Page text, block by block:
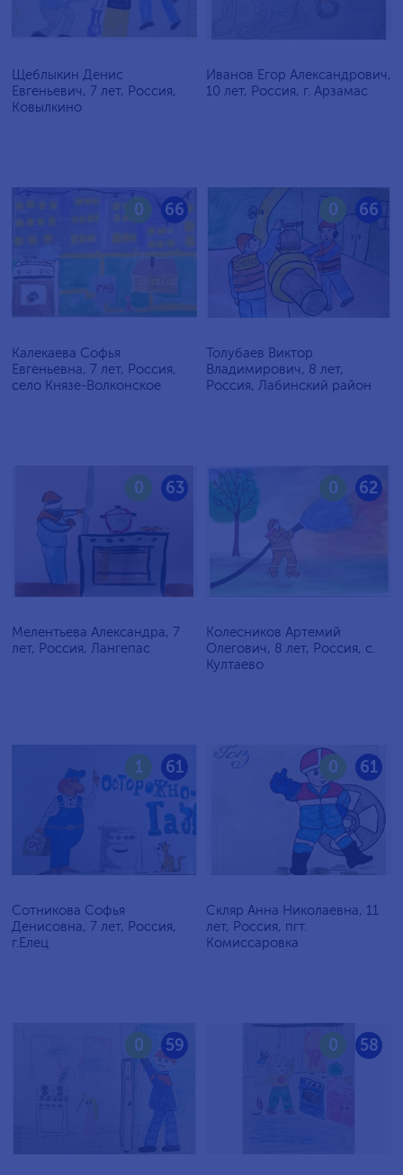
Щеблыкин Денис
Евгеньевич, 7 лет, Россия,
Ковылкино
Иванов Егор Александрович,
10 лет, Россия, г. Арзамас
66
0
Калекаева Софья
Евгеньевна, 7 лет, Россия,
село Князе-Волконское
66
0
Толубаев Виктор
Владимирович, 8 лет,
Россия, Лабинский район
63
0
Мелентьева Александра, 7
лет, Россия, Лангепас
62
0
Колесников Артемий
Олегович, 8 лет, Россия, с.
Култаево
61
1
Сотникова Софья
Денисовна, 7 лет, Россия,
г.Елец
61
0
Скляр Анна Николаевна, 11
лет, Россия, пгт.
Комиссаровка
59
0 58
0